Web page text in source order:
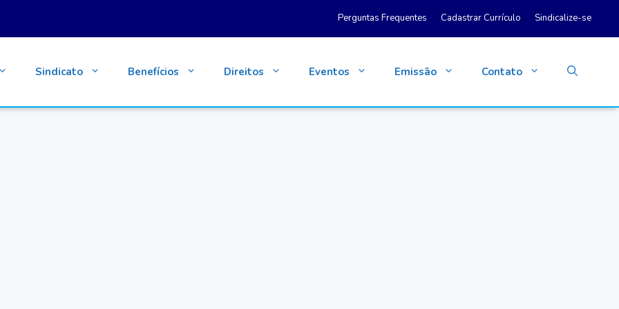
Perguntas Frequentes Cadastrar Currículo Sindicalize-se
Sindicato Benefícios Direitos Eventos Emissão Contato